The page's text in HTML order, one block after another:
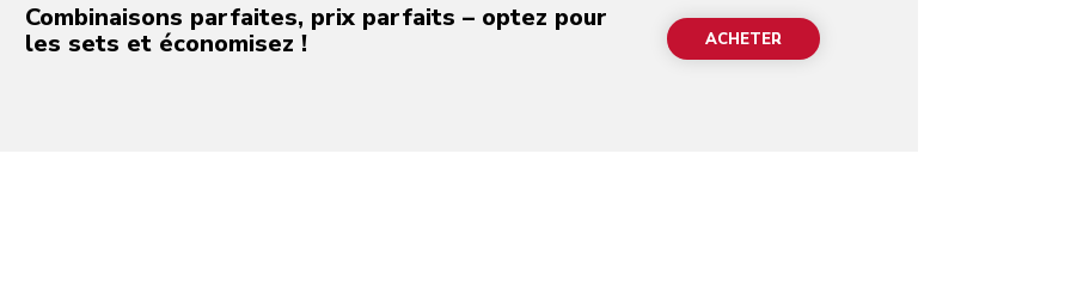
Combinaisons parfaites, prix parfaits – optez pour
les sets et économisez !
ACHETER